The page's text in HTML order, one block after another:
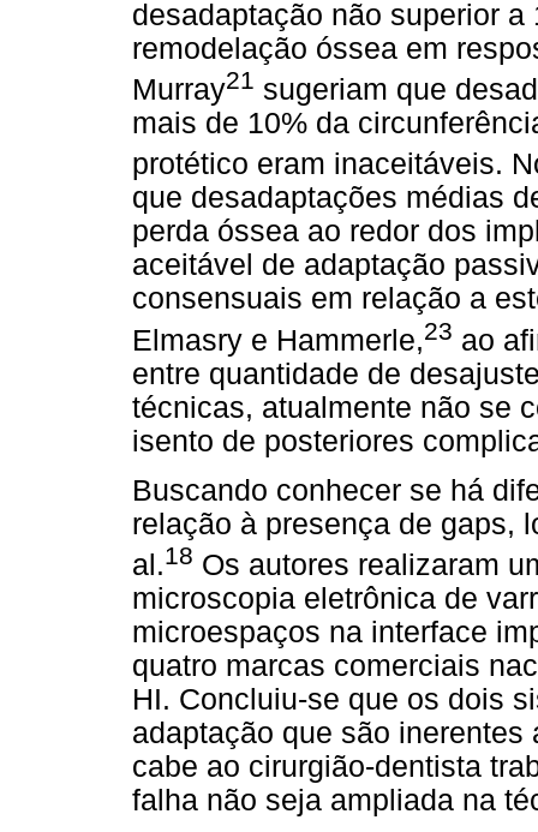
desadaptação não superior
remodelação óssea em
Murray21 sugeriam que
mais de 10% da
protético eram inaceitáveis.
que desadaptações médias
perda óssea ao redor dos
aceitável de adaptação
consensuais em relação a
Elmasry e Hammerle,23 ao
entre quantidade de
técnicas, atualmente não se
isento de posteriores
Buscando conhecer se há
relação à presença de gaps,
al.18 Os autores realizaram
microscopia eletrônica de
microespaços na interface
quatro marcas comerciais
HI. Concluiu-se que os dois
adaptação que são
cabe ao cirurgião-dentista
falha não seja ampliada na